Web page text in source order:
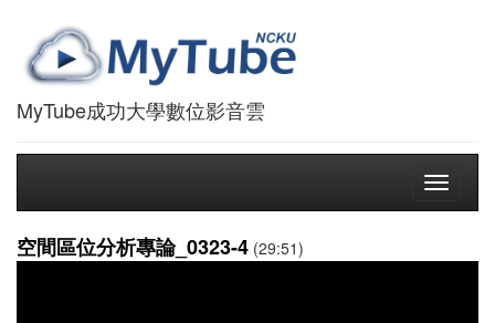
MyTube成功大學數位影音雲
Toggle
空間區位分析專論_0323-4 (29:51)